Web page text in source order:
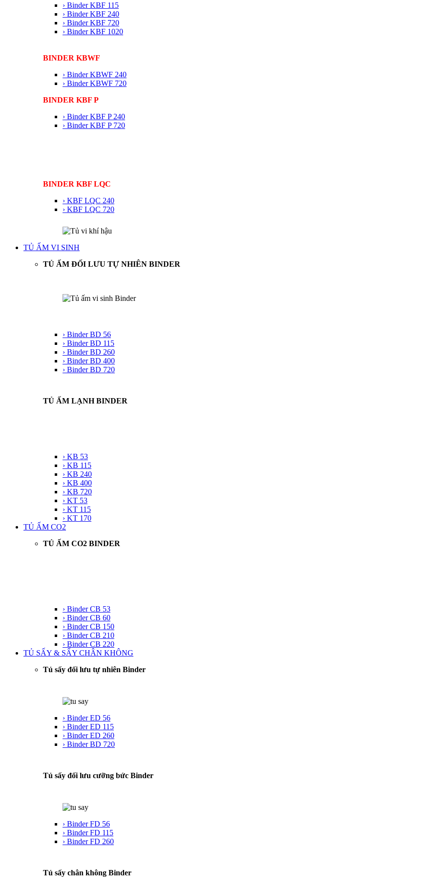
› Binder KBF 115
› Binder KBF 240
› Binder KBF 720
› Binder KBF 1020
BINDER KBWF
› Binder KBWF 240
› Binder KBWF 720
BINDER KBF P
› Binder KBF P 240
› Binder KBF P 720
BINDER KBF LQC
› KBF LQC 240
› KBF LQC 720
TỦ ẤM VI SINH
TỦ ẤM ĐỐI LƯU TỰ NHIÊN BINDER
› Binder BD 56
› Binder BD 115
› Binder BD 260
› Binder BD 400
› Binder BD 720
TỦ ẤM LẠNH BINDER
› KB 53
› KB 115
› KB 240
› KB 400
› KB 720
› KT 53
› KT 115
› KT 170
TỦ ẤM CO2
TỦ ẤM CO2 BINDER
› Binder CB 53
› Binder CB 60
› Binder CB 150
› Binder CB 210
› Binder CB 220
TỦ SẤY & SẤY CHÂN KHÔNG
Tủ sấy đối lưu tự nhiên Binder
› Binder ED 56
› Binder ED 115
› Binder ED 260
› Binder BD 720
Tủ sấy đối lưu cưỡng bức Binder
› Binder FD 56
› Binder FD 115
› Binder FD 260
Tủ sấy chân không Binder